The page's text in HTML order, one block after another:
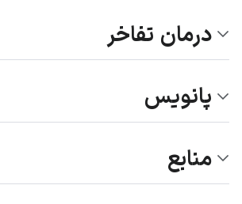
درمان تفاخر
پانویس
منابع